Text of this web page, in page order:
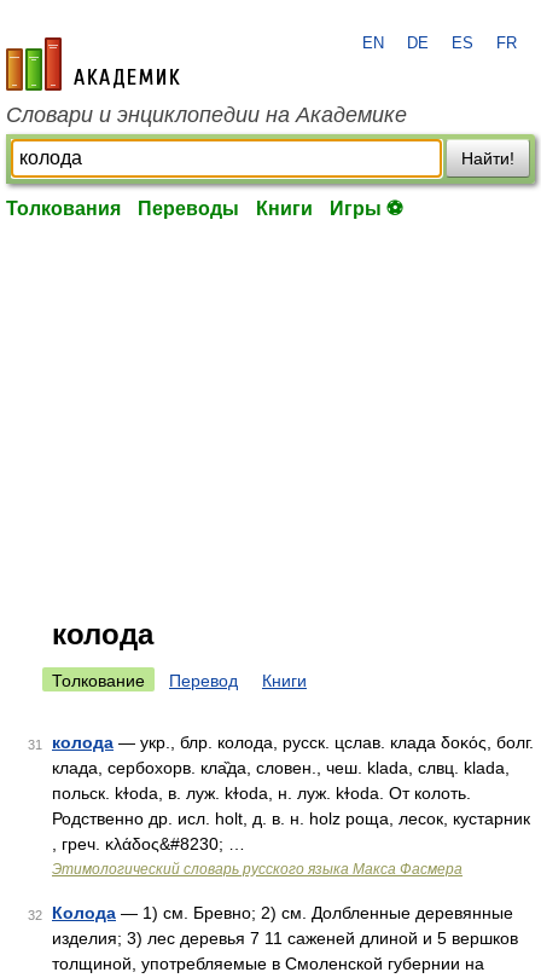
academic.ru
EN DE ES FR
Словари и энциклопедии на Академике
Найти!
Толкования Переводы Книги Игры ⚽
колода
Толкование Перевод Книги
31 колода — укр., блр. колода, русск. цслав. клада δοκός, болг.
клада, сербохорв. кла̏да, словен., чеш. klada, слвц. klada,
польск. kɫоdа, в. луж. kɫoda, н. луж. kɫоdа. От колоть.
Родственно др. исл. holt, д. в. н. holz роща, лесок, кустарник
, греч. κλάδος&#8230; …
Этимологический словарь русского языка Макса Фасмера
32 Колода — 1) см. Бревно; 2) см. Долбленные деревянные
изделия; 3) лес деревья 7 11 саженей длиной и 5 вершков
толщиной, употребляемые в Смоленской губернии на